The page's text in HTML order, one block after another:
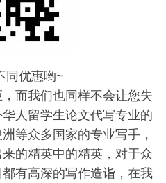
同优惠哟~
而我们也同样不会让您失
人留学生论文代写专业的
等众多国家的专业写手，
的精英中的精英，对于众
有高深的写作造诣，在我